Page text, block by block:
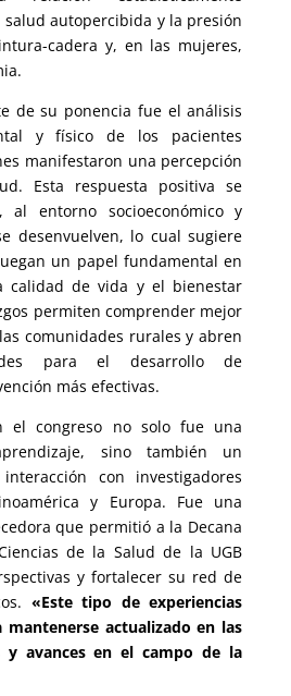
autopercibida y la presión
cadera y, en las mujeres,
de su ponencia fue el análisis
y físico de los pacientes
manifestaron una percepción
Esta respuesta positiva se
al entorno socioeconómico y
desenvuelven, lo cual sugiere
un papel fundamental en
calidad de vida y el bienestar
permiten comprender mejor
comunidades rurales y abren
para el desarrollo de
más efectivas.
el congreso no solo fue una
sino también un
con investigadores
y Europa. Fue una
que permitió a la Decana
de la Salud de la UGB
y fortalecer su red de
«Este tipo de experiencias
mantenerse actualizado en las
y avances en el campo de la